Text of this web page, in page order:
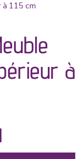
à 115 cm
à